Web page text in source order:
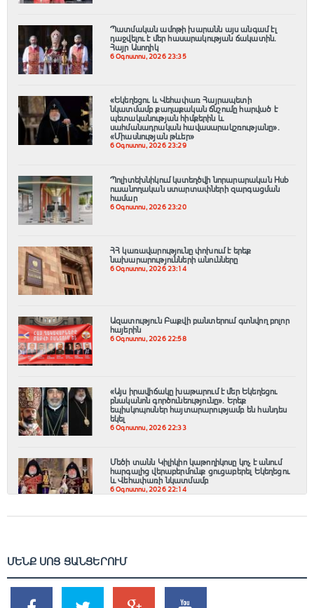
Պատմական ամոթի խարանն այս անգամ էլ
դաջվելու է մեր հասարակության ճակատին․
Հայր Ասողիկ
6 Օգոստոս, 2026 23:35
«Եկեղեցու և Վեհափառ Հայրապետի
նկատմամբ քաղաքական ճնշումը հարված է
պետականության հիմքերին և
սահմանադրական հավասարակշռությանը»․
«Միասնության թևեր»
6 Օգոստոս, 2026 23:29
Պոլիտեխնիկում կստեղծվի նորարարական Hub
ուսանողական ստարտափների զարգացման
համար
6 Օգոստոս, 2026 23:20
ՀՀ կառավարությունը փոխում է երեք
նախարարությունների անունները
6 Օգոստոս, 2026 23:14
Ազատություն Բաքվի բանտերում գտնվող բոլոր
հայերին
6 Օգոստոս, 2026 22:58
«Այս իրավիճակը խաթարում է մեր Եկեղեցու
բնականոն գործունեությունը»․ Երեք
եպիսկոպոսներ հայտարարությամբ են հանդես
եկել
6 Օգոստոս, 2026 22:33
Մեծի տանն Կիլիկիո կաթողիկոսը կոչ է անում
հարգալից վերաբերմունք ցուցաբերել Եկեղեցու
և Վեհափառի նկատմամբ
6 Օգոստոս, 2026 22:14
ՄԵՆՔ ՍՈՑ ՑԱՆՑԵՐՈՒՄ
SHARES TWEETS SHARES SHARES